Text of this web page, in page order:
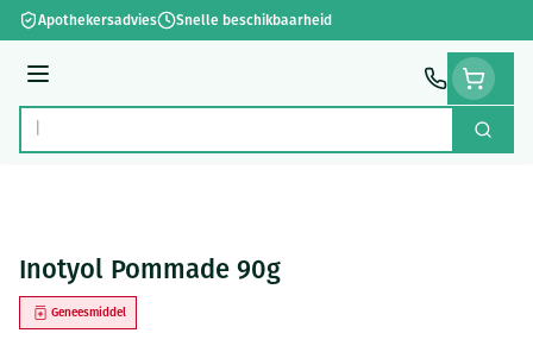
Ga naar de inhoud
Apothekersadvies Snelle beschikbaarheid
Menu
Product, merk, categorie... Zoek
Inotyol Pommade 90g
Geneesmiddel